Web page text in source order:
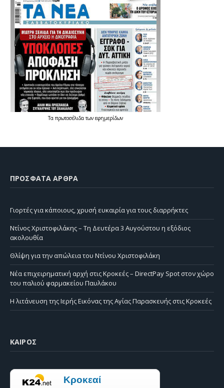
Τα πρωτοσέλιδατων εφημερίδων
ΠΡΌΣΦΑΤΑ ΆΡΘΡΑ
Γιορτές για κάποιους, χρυσή ευκαιρία για τους διαρρήκτες
Ντίνος Χριστοφιλάκης – Τη Δευτέρα 3 Αυγούστου η εξόδιος
ακολουθία
Θλίψη για την απώλεια του Ντίνου Χριστοφιλάκη
Νέα επιχειρηματική αρχή στις Κροκεές – DirectPay Spot στον χώρο
του παλιού φαρμακείου Παυλάκου
Η λιτάνευση της Ιερής Εικόνας της Αγίας Παρασκευής στις Κροκεές
ΚΑΙΡΌΣ